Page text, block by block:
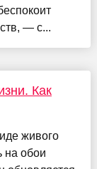
— с...
Как
живого
на обои